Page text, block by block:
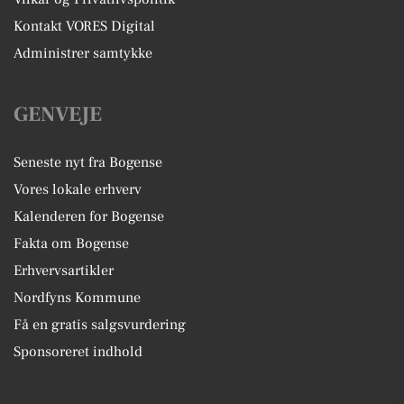
Kontakt VORES Digital
Administrer samtykke
GENVEJE
Seneste nyt fra Bogense
Vores lokale erhverv
Kalenderen for Bogense
Fakta om Bogense
Erhvervsartikler
Nordfyns Kommune
Få en gratis salgsvurdering
Sponsoreret indhold